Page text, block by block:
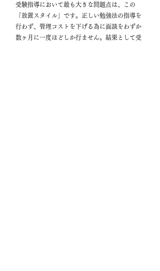
​受験指導において最も大きな問題点は、この
「放置スタイル」です。正しい勉強法の指導を
行わず、管理コストを下げる為に面談をわずか
数ヶ月に一度ほどしか行ません。結果として受